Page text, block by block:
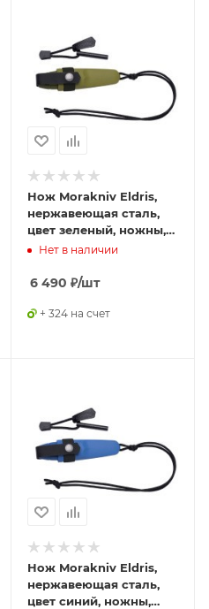
Нож Morakniv Eldris,
нержавеющая сталь,
цвет зеленый, ножны,
шнурок, огниво, 13521
Нет в наличии
6 490 ₽/шт
+ 324 на счет
Нож Morakniv Eldris,
нержавеющая сталь,
цвет синий, ножны,